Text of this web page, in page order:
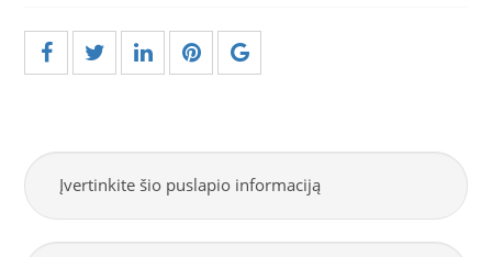
Įvertinkite šio puslapio informaciją